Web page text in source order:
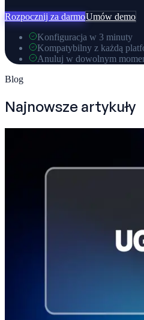
Rozpocznij za darmoUmów demo
Konfiguracja w 3 minuty
Kompatybilny z każdą
Anuluj w dowolnym
Blog
Najnowsze artykuły